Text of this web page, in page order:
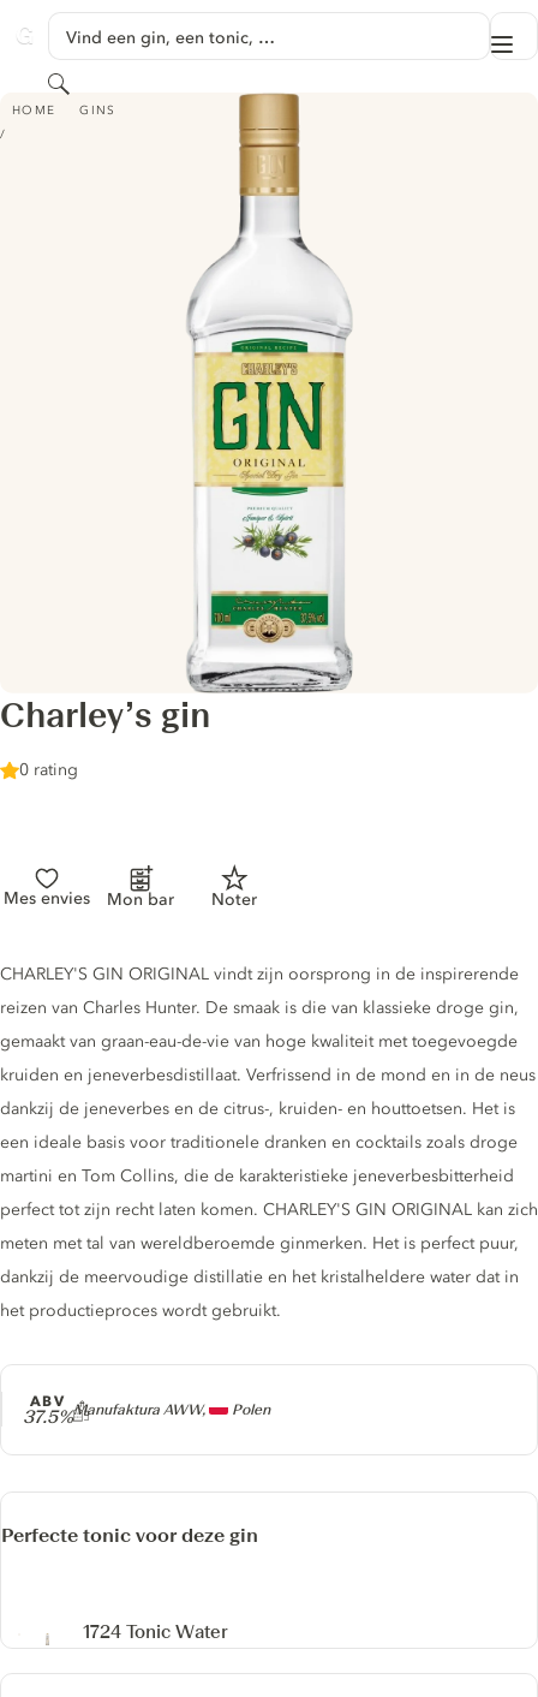
GINVENTORY
Vind een gin, een tonic, …
Zoeken
HOME GINS
CHARLEY’S GIN
Charley’s gin
0 rating
Mes envies Mon bar Noter
Producer
Manufaktura AWW, Polen
ABV
37.5%
Gin description
CHARLEY'S GIN ORIGINAL vindt zijn oorsprong in de inspirerende
reizen van Charles Hunter. De smaak is die van klassieke droge gin,
gemaakt van graan-eau-de-vie van hoge kwaliteit met toegevoegde
kruiden en jeneverbesdistillaat. Verfrissend in de mond en in de neus
dankzij de jeneverbes en de citrus-, kruiden- en houttoetsen. Het is
een ideale basis voor traditionele dranken en cocktails zoals droge
martini en Tom Collins, die de karakteristieke jeneverbesbitterheid
perfect tot zijn recht laten komen. CHARLEY'S GIN ORIGINAL kan zich
meten met tal van wereldberoemde ginmerken. Het is perfect puur,
dankzij de meervoudige distillatie en het kristalheldere water dat in
het productieproces wordt gebruikt.
Perfecte tonic voor deze gin
1724 Tonic Water